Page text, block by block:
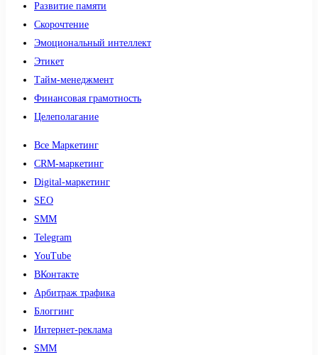
Развитие памяти
Скорочтение
Эмоциональный интеллект
Этикет
Тайм-менеджмент
Финансовая грамотность
Целеполагание
Все Маркетинг
CRM-маркетинг
Digital-маркетинг
SEO
SMM
Telegram
YouTube
ВКонтакте
Арбитраж трафика
Блоггинг
Интернет-реклама
SMM